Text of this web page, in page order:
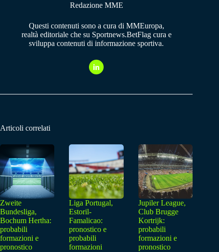
Redazione MME
Questi contenuti sono a cura di MMEuropa,
realtà editoriale che su Sportnews.BetFlag cura e
sviluppa contenuti di informazione sportiva.
Articoli correlati
Zweite
Bundesliga,
Bochum Hertha:
probabili
formazioni e
pronostico
Liga Portugal,
Estoril-
Famalicao:
pronostico e
probabili
formazioni
Jupiler League,
Club Brugge
Kortrijk:
probabili
formazioni e
pronostico